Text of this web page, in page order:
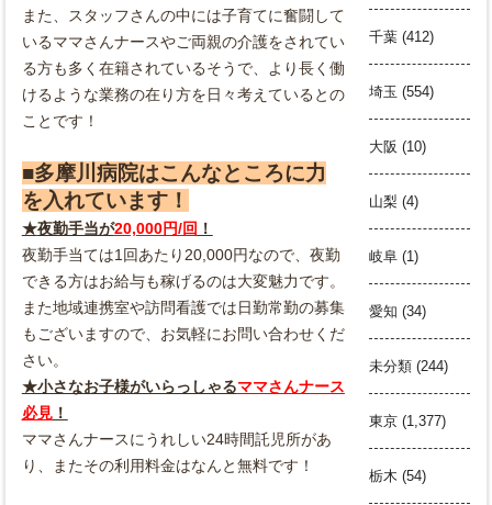
また、スタッフさんの中には子育てに奮闘して
いるママさんナースやご両親の介護をされてい
る方も多く在籍されているそうで、より長く働
けるような業務の在り方を日々考えているとの
ことです！
■多摩川病院はこんなところに力
を入れています！
★夜勤手当が20,000円/回 ！
夜勤手当ては1回あたり20,000円なので、夜勤
できる方はお給与も稼げるのは大変魅力です。
また地域連携室や訪問看護では日勤常勤の募集
もございますので、お気軽にお問い合わせくだ
さい。
★小さなお子様がいらっしゃるママさんナース
必見！
ママさんナースにうれしい24時間託児所があ
り、またその利用料金はなんと無料です！
千葉(412)
埼玉 (554)
大阪 (10)
山梨(4)
岐阜(1)
愛知 (34)
未分類(244)
東京(1,377)
栃木 (54)